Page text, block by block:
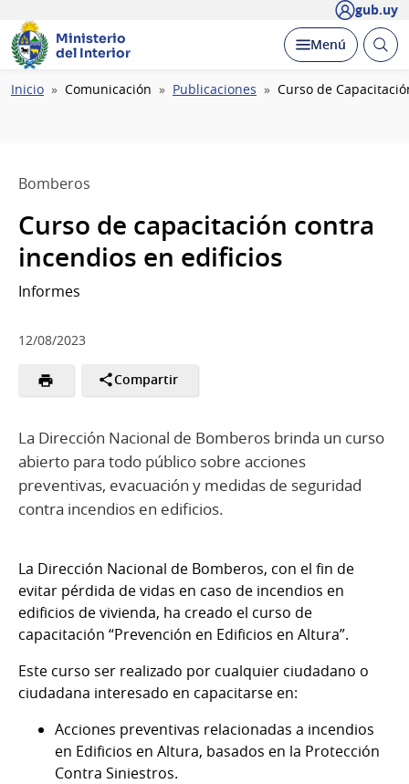
gub.uy
Ministerio
del Interior
Desplegar
Menú Abrir
Ruta
Inicio Comunicación Publicaciones Curso de
Bomberos
Curso de capacitación contra
incendios en edificios
Informes
12/08/2023
Compartir
La Dirección Nacional de Bomberos brinda un curso
abierto para todo público sobre acciones
preventivas, evacuación y medidas de seguridad
contra incendios en edificios.
La Dirección Nacional de Bomberos, con el fin de
evitar pérdida de vidas en caso de incendios en
edificios de vivienda, ha creado el curso de
capacitación “Prevención en Edificios en Altura”.
Este curso ser realizado por cualquier ciudadano o
ciudadana interesado en capacitarse en:
Acciones preventivas relacionadas a incendios
en Edificios en Altura, basados en la Protección
Contra Siniestros.